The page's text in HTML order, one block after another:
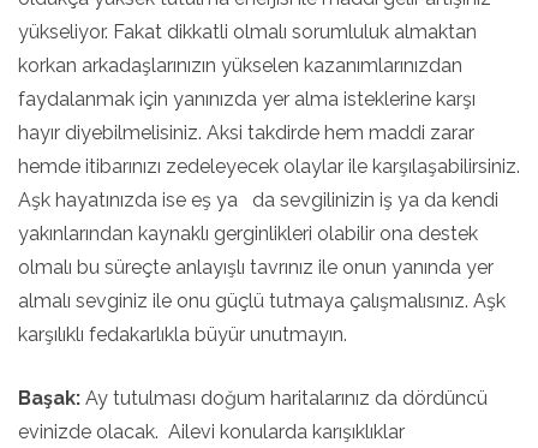
yükseliyor. Fakat dikkatli olmalı sorumluluk almaktan
korkan arkadaşlarınızın yükselen kazanımlarınızdan
faydalanmak için yanınızda yer alma isteklerine karşı
hayır diyebilmelisiniz. Aksi takdirde hem maddi zarar
hemde itibarınızı zedeleyecek olaylar ile karşılaşabilirsiniz.
Aşk hayatınızda ise eş ya da sevgilinizin iş ya da kendi
yakınlarından kaynaklı gerginlikleri olabilir ona destek
olmalı bu süreçte anlayışlı tavrınız ile onun yanında yer
almalı sevginiz ile onu güçlü tutmaya çalışmalısınız. Aşk
karşılıklı fedakarlıkla büyür unutmayın.
Başak: Ay tutulması doğum haritalarınız da dördüncü
evinizde olacak. Ailevi konularda karışıklıklar